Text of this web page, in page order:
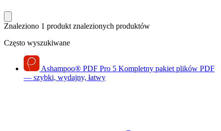
Znaleziono 1 produkt znalezionych produktów
Często wyszukiwane
Ashampoo® PDF Pro 5 Kompletny pakiet plików PDF
— szybki, wydajny, łatwy